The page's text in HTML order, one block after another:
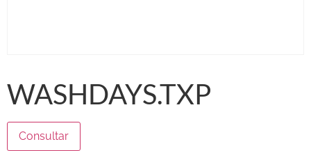
WASHDAYS.TXP
Consultar